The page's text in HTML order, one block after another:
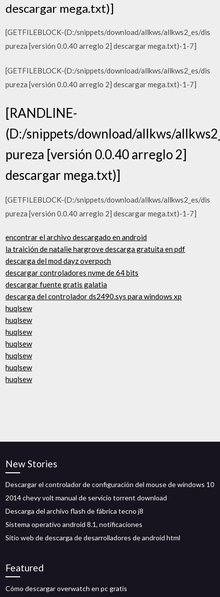
descargar mega.txt)]
[GETFILEBLOCK-(D:/snippets/download/allkws/allkws2_es/dis
pureza [versión 0.0.40 arreglo 2] descargar mega.txt)-1-7]
[GETFILEBLOCK-(D:/snippets/download/allkws/allkws2_es/dis
pureza [versión 0.0.40 arreglo 2] descargar mega.txt)-1-7]
[RANDLINE-
(D:/snippets/download/allkws/
pureza [versión 0.0.40 arreglo 2]
descargar mega.txt)]
[GETFILEBLOCK-(D:/snippets/download/allkws/allkws2_es/dis
pureza [versión 0.0.40 arreglo 2] descargar mega.txt)-1-7]
encontrar el archivo descargado en android
la traición de natalie hargrove descarga gratuita en pdf
descarga del mod dayz overpoch
descargar controladores nvme de 64 bits
descargar fuente gratis galatia
descarga del controlador ds2490.sys para windows xp
huqlsew
huqlsew
huqlsew
huqlsew
huqlsew
huqlsew
huqlsew
New Stories
Descargar el controlador de configuración del mouse de windows 10
2014 chevy volt manual de servicio torrent download
Descarga del archivo flash de fábrica tecno j8
Sistema operativo android 8.1, notificaciones
Sitio web de descarga de desarrolladores de android html
Featured
Cómo descargar overwatch en pc gratis